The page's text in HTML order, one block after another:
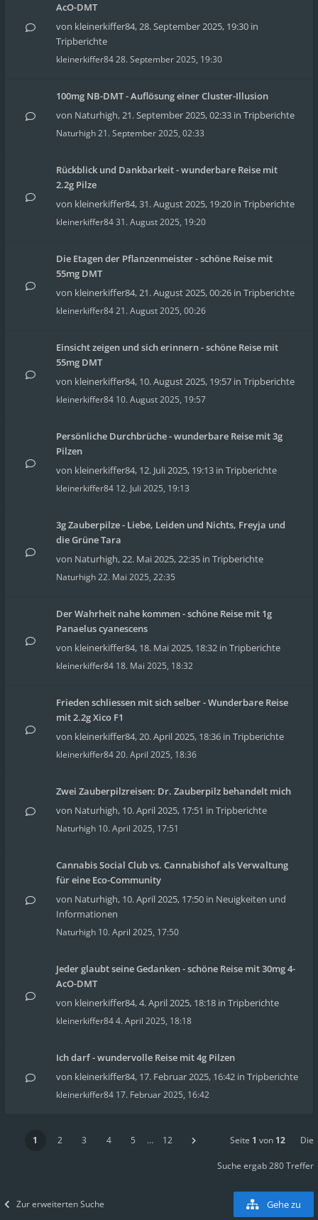
AcO-DMT
von kleinerkiffer84,28. September 2025, 19:30 in
Tripberichte
kleinerkiffer8428. September 2025, 19:30
100mg NB-DMT - Auflösung einer Cluster-Illusion
von Naturhigh,21. September 2025, 02:33 in Tripberichte
Naturhigh21. September 2025, 02:33
Rückblick und Dankbarkeit - wunderbare Reise mit
2.2g Pilze
von kleinerkiffer84,31. August 2025, 19:20 in Tripberichte
kleinerkiffer8431. August 2025, 19:20
Die Etagen der Pflanzenmeister - schöne Reise mit
55mg DMT
von kleinerkiffer84,21. August 2025, 00:26 in Tripberichte
kleinerkiffer8421. August 2025, 00:26
Einsicht zeigen und sich erinnern - schöne Reise mit
55mg DMT
von kleinerkiffer84, 10. August 2025, 19:57 in Tripberichte
kleinerkiffer84 10. August 2025, 19:57
Persönliche Durchbrüche - wunderbare Reise mit 3g
Pilzen
von kleinerkiffer84, 12. Juli 2025, 19:13 in Tripberichte
kleinerkiffer84 12. Juli 2025, 19:13
3g Zauberpilze - Liebe, Leiden und Nichts, Freyja und
die Grüne Tara
von Naturhigh,22. Mai 2025, 22:35 in Tripberichte
Naturhigh22. Mai 2025, 22:35
Der Wahrheit nahe kommen - schöne Reise mit 1g
Panaelus cyanescens
von kleinerkiffer84, 18. Mai 2025, 18:32 in Tripberichte
kleinerkiffer84 18. Mai 2025, 18:32
Frieden schliessen mit sich selber - Wunderbare Reise
mit 2.2g Xico F1
von kleinerkiffer84,20. April 2025, 18:36 in Tripberichte
kleinerkiffer8420. April 2025, 18:36
Zwei Zauberpilzreisen: Dr. Zauberpilz behandelt mich
von Naturhigh, 10. April 2025, 17:51 in Tripberichte
Naturhigh 10. April 2025, 17:51
Cannabis Social Club vs. Cannabishof als Verwaltung
für eine Eco-Community
von Naturhigh, 10. April 2025, 17:50 in Neuigkeiten und
Informationen
Naturhigh 10. April 2025, 17:50
Jeder glaubt seine Gedanken - schöne Reise mit 30mg 4-
AcO-DMT
von kleinerkiffer84,4. April 2025, 18:18 in Tripberichte
kleinerkiffer844. April 2025, 18:18
Ich darf - wundervolle Reise mit 4g Pilzen
von kleinerkiffer84, 17. Februar 2025, 16:42 in Tripberichte
kleinerkiffer84 17. Februar 2025, 16:42
1 2 3 4 5 … 12 Seite 1 von 12 Die
Suche ergab 280 Treffer
Zur erweiterten Suche Gehe zu